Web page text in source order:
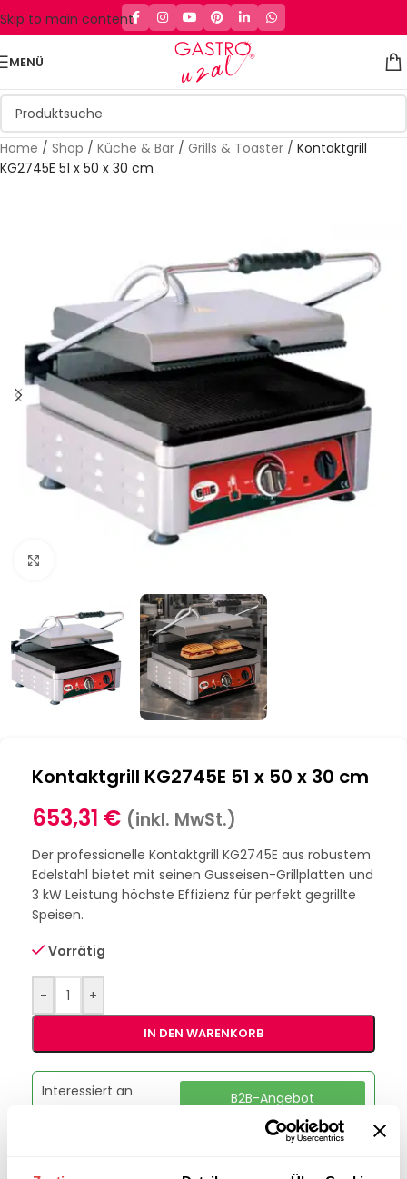
Skip to main content
MENÜ
Home / Shop / Küche & Bar / Grills & Toaster / Kontaktgrill
KG2745E 51 x 50 x 30 cm
Kontaktgrill KG2745E 51 x 50 x 30 cm
653,31 € (inkl. MwSt.)
Der professionelle Kontaktgrill KG2745E aus robustem
Edelstahl bietet mit seinen Gusseisen-Grillplatten und
3 kW Leistung höchste Effizienz für perfekt gegrillte
Speisen.
Vorrätig
- +
IN DEN WARENKORB
Interessiert an
B2B-Angebot
anfordern